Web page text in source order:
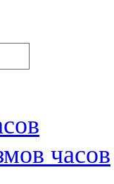
часов